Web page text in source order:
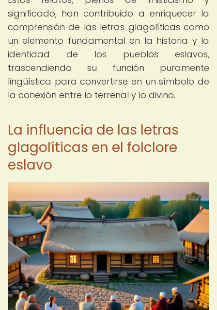
significado, han contribuido a enriquecer la
comprensión de las letras glagolíticas como
un elemento fundamental en la historia y la
identidad de los pueblos eslavos,
trascendiendo su función puramente
lingüística para convertirse en un símbolo de
la conexión entre lo terrenal y lo divino.
La influencia de las letras
glagolíticas en el folclore
eslavo